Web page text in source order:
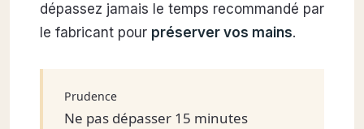
dépassez jamais le temps recommandé par
le fabricant pour préserver vos mains.
Prudence
Ne pas dépasser 15 minutes